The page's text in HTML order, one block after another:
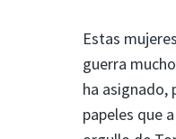
Estas
guerra
ha asignado,
papeles que